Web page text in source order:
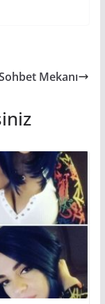
Mekanı